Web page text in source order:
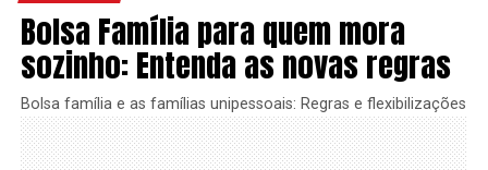
Bolsa Família para quem mora
sozinho: Entenda as novas regras
Bolsa família e as famílias unipessoais: Regras e flexibilizações